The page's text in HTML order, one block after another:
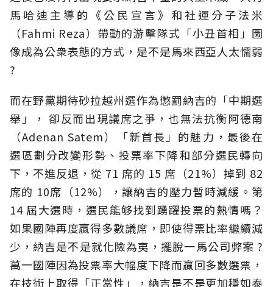
馬哈迪主導的《公民宣言》和社運分子法米
（Fahmi Reza）帶動的游擊隊式「小丑首相」圖
像成為公衆表態的方式，是不是馬來西亞人太懦弱
?
而在野黨期待砂拉越州選作為懲罰納吉的「中期選
舉」， 卻反而出現議席之爭，也無法抗衡阿德南
（Adenan Satem）「新首長」的魅力，最後在
選區劃分改變形勢、投票率下降和部分選民轉向
下，不進反退，從 71 席的 15 席（21%）掉到 82
席的 10席（12%），讓納吉的壓力暫時減緩。第
14 屆大選時，選民能够找到踴躍投票的熱情嗎？
如果國陣再度贏得多數議席，即使得票比率繼續減
少，納吉是不是就化險為夷，擺脫一馬公司弊案 ?
萬一國陣因為投票率大幅度下降而贏回多數選票，
在技術上取得「正當性」，納吉是不是更加穩如泰